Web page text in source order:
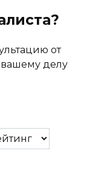
от
делу